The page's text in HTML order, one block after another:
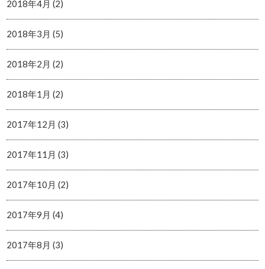
2018年4月 (2)
2018年3月 (5)
2018年2月 (2)
2018年1月 (2)
2017年12月 (3)
2017年11月 (3)
2017年10月 (2)
2017年9月 (4)
2017年8月 (3)